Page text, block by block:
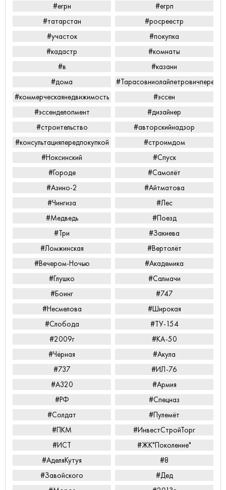
#егрн
#егрп
#татарстан
#росреестр
#участок
#покупка
#кадастр
#комнаты
#в
#казани
#дома
#коммерческаянедвижимость
#эссен
#эссенделопмент
#дизайнер
#строительство
#авторскийнадзор
#консультацияпередпокупкой
#строимдом
#Ноксинский
#Спуск
#Городе
#Самолёт
#Азино-2
#Айтматова
#Чингиза
#Лес
#Медведь
#Поезд
#Три
#Закиева
#Ломжинская
#Вертолёт
#Вечером-Ночью
#Академика
#Глушко
#Салмачи
#Боинг
#747
#Несмелова
#Широкая
#Слобода
#ТУ-154
#2009г
#КА-50
#Чёрная
#Акула
#737
#ИЛ-76
#А320
#Армия
#РФ
#Спецназ
#Солдат
#Пулемёт
#ПКМ
#ИнвестСтройТорг
#ИСТ
#ЖК"Поколение"
#АделяКутуя
#8
#Завойского
#Дед